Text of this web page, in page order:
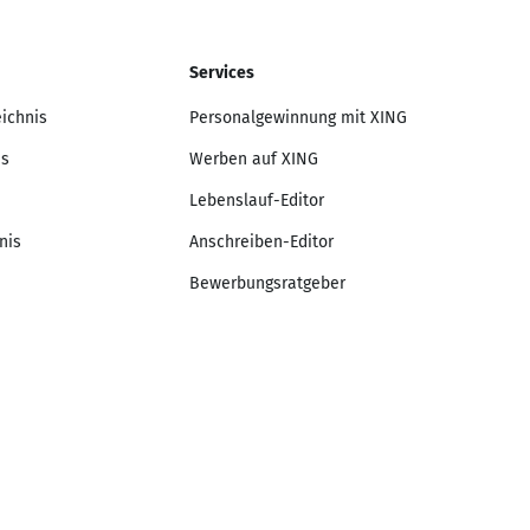
Services
Personalgewinnung mit XING
Werben auf XING
Lebenslauf-Editor
Anschreiben-Editor
Bewerbungsratgeber